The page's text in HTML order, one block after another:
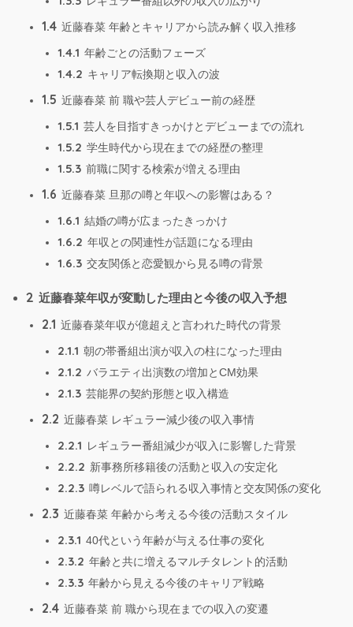
1.4 近藤春菜 年齢とキャリアから読み解く収入推移
1.4.1 年齢ごとの活動フェーズ
1.4.2 キャリア転換期と収入の波
1.5 近藤春菜 前 職や芸人デビュー前の経歴
1.5.1 芸人を目指すきっかけとデビューまでの流れ
1.5.2 学生時代から現在までの経歴の整理
1.5.3 前職に関する検索が増える理由
1.6 近藤春菜 旦那の噂と年収への影響はある？
1.6.1 結婚の噂が広まったきっかけ
1.6.2 年収との関連性が話題になる理由
1.6.3 交友関係と恋愛観から見る噂の背景
2 近藤春菜年収が変動した理由と今後の収入予想
2.1 近藤春菜年収が億超えと言われた時代の背景
2.1.1 朝の帯番組出演が収入の柱になった理由
2.1.2 バラエティ出演数の増加とCM効果
2.1.3 芸能界の契約形態と収入構造
2.2 近藤春菜 レギュラー減少後の収入事情
2.2.1 レギュラー番組減少が収入に影響した背景
2.2.2 新事務所移籍後の活動と収入の安定化
2.2.3 噂レベルで語られる収入事情と交友関係の変化
2.3 近藤春菜 年齢から考える今後の活動スタイル
2.3.1 40代という年齢が与える仕事の変化
2.3.2 年齢と共に増えるマルチタレント的活動
2.3.3 年齢から見える今後のキャリア戦略
2.4 近藤春菜 前 職から現在までの収入の変遷